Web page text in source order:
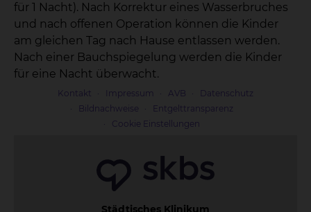
für 1 Nacht). Nach Korrektur eines Wasserbruches
und nach offenen Operation können die Kinder
am gleichen Tag nach Hause entlassen werden.
Nach einer Bauchspiegelung werden die Kinder
für eine Nacht überwacht.
Kontakt Impressum AVB
Datenschutz
Bildnachweise
Entgelttransparenz
Cookie Einstellungen
Städtisches Klinikum